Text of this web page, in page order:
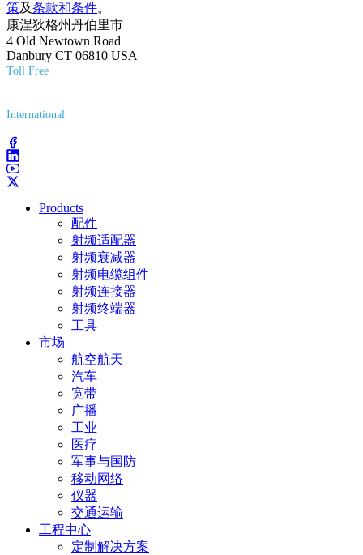
策及条款和条件。
康涅狄格州丹伯里市
4 Old Newtown Road
Danbury CT 06810 USA
Toll Free
International
Products
配件
射频适配器
射频衰减器
射频电缆组件
射频连接器
射频终端器
工具
市场
航空航天
汽车
宽带
广播
工业
医疗
军事与国防
移动网络
仪器
交通运输
工程中心
定制解决方案